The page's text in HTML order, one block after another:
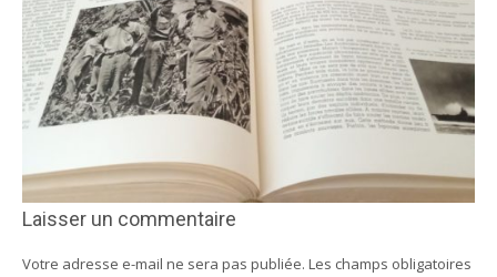
Laisser un commentaire
Votre adresse e-mail ne sera pas publiée. Les champs obligatoires